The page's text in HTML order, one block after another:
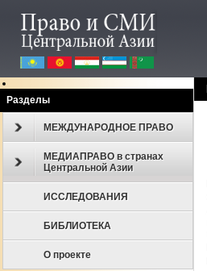
Разделы
МЕЖДУНАРОДНОЕ ПРАВО
МЕДИАПРАВО в странах
Центральной Азии
ИССЛЕДОВАНИЯ
БИБЛИОТЕКА
О проекте